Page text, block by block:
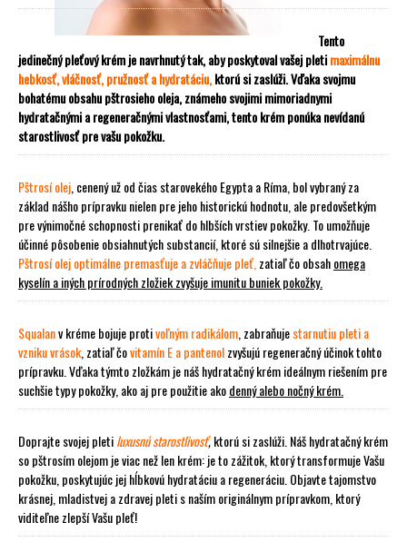
Tento
jedinečný pleťový krémje navrhnutý tak, aby poskytoval vašej pletimaximálnu
hebkosť, vláčnosť, pružnosť a hydratáciu,ktorú si zaslúži. Vďaka svojmu
bohatému obsahupštrosieho oleja, známeho svojimimimoriadnymi
hydratačnými a regeneračnými vlastnosťami, tento krém ponúkanevídanú
starostlivosťpre vašu pokožku.
Pštrosí olej , cenený už od čias starovekého Egypta a Ríma, bol vybraný za
základ nášho prípravku nielen pre jehohistorickú hodnotu , ale predovšetkým
prevýnimočné schopnosti prenikať do hlbších vrstiev pokožky. To umožňuje
účinné pôsobenie obsiahnutých substancií, ktoré súsilnejšie a dlhotrvajúce
Pštrosí olej optimálne premasťuje a zvláčňuje pleť, zatiaľ čo obsahomega
kyselína iných prírodných zložiek zvyšujeimunitu buniek pokožky.
Squalanv kréme bojuje protivoľným radikálom zabraňujestarnutiu pleti a
vzniku vrások , zatiaľ čovitamín E a pantenolzvyšujúregeneračný účinoktohto
prípravku. Vďaka týmto zložkám je náš hydratačný krémideálnym riešením pre
suchšie typy pokožky, ako aj pre použitie akodenný alebo nočný krém
Doprajte svojej pletiluxusnú starostlivosť,ktorú si zaslúži. Náš hydratačný krém
so pštrosím olejom je viac než len krém: je tozážitok, ktorý transformuje Vašu
pokožku , poskytujúc jejhĺbkovú hydratáciu a regeneráciu . Objavte tajomstvo
krásnej, mladistvej a zdravej pleti s naším originálnymprípravkom , ktorý
viditeľne zlepší Vašu pleť!